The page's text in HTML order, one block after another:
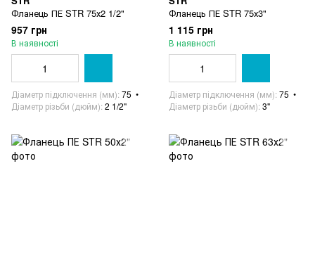
Фланець ПЕ STR 75х2 1/2"
957 грн
В наявності
Діаметр підключення (мм) 75
Діаметр різьби (дюйм) 2 1/2"
Фланець ПЕ STR 75х3"
1 115 грн
В наявності
Діаметр підключення (мм) 75
Діаметр різьби (дюйм) 3"